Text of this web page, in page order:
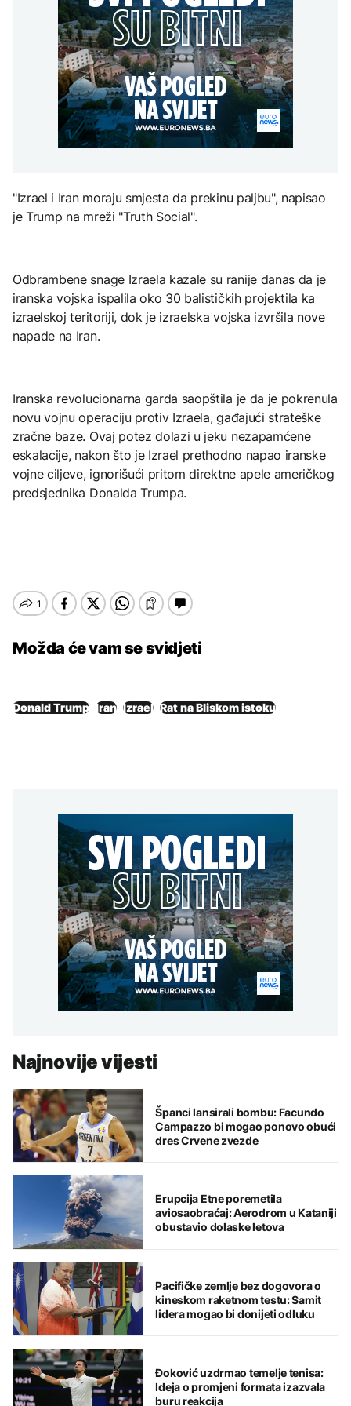
aktivan, gust dim
otežava gašenje iz zraka
AKTUELNO
Požar kod Konjica i dalje
aktivan, gust dim
otežava gašenje iz zraka
Grčka dronovima
kontrolisala više od 300
plaža zbog nelegalnog
zauzimanja obale
Španija postavila
ultimatum Italiji da ukine
granične kontrole
FOKUS
Amerikanci
upozoravaju: Putin bi
mogao testirati NATO
djece moraju platiti 942
miliona dolara
KULTURA
Rat i pijesak prijete
drevnim piramidama
Meroe u Sudanu
ZANIMLJIVOSTI
"Izrael i Iran moraju smjesta da prekinu paljbu", napisao
je Trump na mreži "Truth Social".
Odbrambene snage Izraela kazale su ranije danas da je
iranska vojska ispalila oko 30 balističkih projektila ka
izraelskoj teritoriji, dok je izraelska vojska izvršila nove
napade na Iran.
Iranska revolucionarna garda saopštila je da je pokrenula
novu vojnu operaciju protiv Izraela, gađajući strateške
zračne baze. Ovaj potez dolazi u jeku nezapamćene
eskalacije, nakon što je Izrael prethodno napao iranske
vojne ciljeve, ignorišući pritom direktne apele američkog
predsjednika Donalda Trumpa.
Možda će vam se svidjeti
Donald Trump Iran Izrael Rat na Bliskom istoku
Najnovije vijesti
Španci lansirali bombu: Facundo
Campazzo bi mogao ponovo obući
dres Crvene zvezde
Erupcija Etne poremetila
aviosaobraćaj: Aerodrom u Kataniji
obustavio dolaske letova
Pacifičke zemlje bez dogovora o
kineskom raketnom testu: Samit
lidera mogao bi donijeti odluku
Đoković uzdrmao temelje tenisa:
Ideja o promjeni formata izazvala
buru reakcija